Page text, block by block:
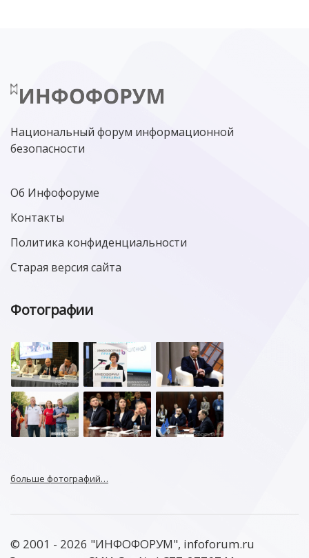
МИНЦИФРЫ РОССИИ NGFW
Национальный форум информационной
безопасности
Об Инфофоруме
Контакты
Политика конфиденциальности
Старая версия сайта
Фотографии
больше фотографий…
© 2001 - 2026 "ИНФОФОРУМ", infoforum.ru